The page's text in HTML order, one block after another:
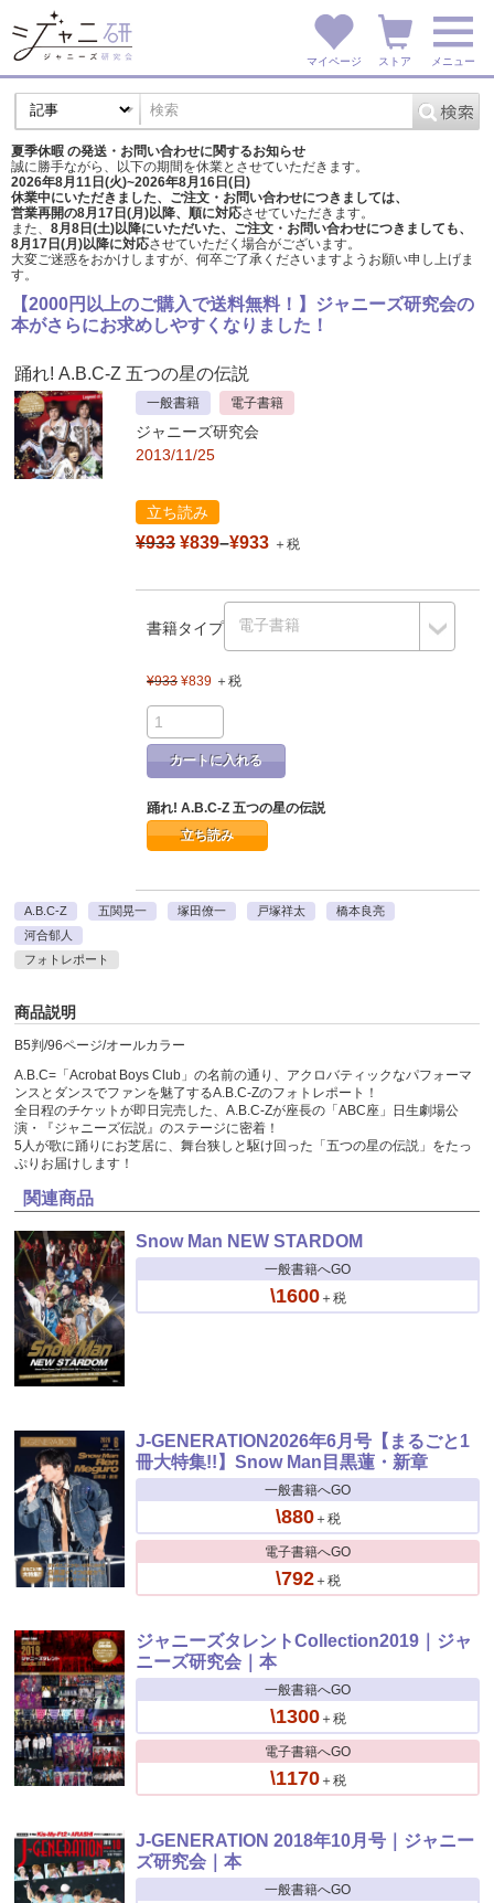
マイページ ストア メニュー
夏季休暇 の発送・お問い合わせに関するお知らせ
誠に勝手ながら、以下の期間を休業とさせていただきます。
2026年8月11日(火)~2026年8月16日(日)
休業中にいただきました、ご注文・お問い合わせにつきましては、
営業再開の8月17日(月)以降、順に対応させていただきます。
また、 8月8日(土)以降にいただいた、ご注文・ お問い合わせにつきましても、
8月17日(月)以降に対応させていただく場合がございます。
大変ご迷惑をおかけしますが、 何卒ご了承くださいますようお願い申し上げま
す。
【2000円以上のご購入で送料無料！】ジャニーズ研究会の
本がさらにお求めしやすくなりました！
踊れ! A.B.C-Z 五つの星の伝説
一般書籍 電子書籍
ジャニーズ研究会
2013/11/25
立ち読み
¥933 ¥839–¥933 ＋税
書籍タイプ
¥933 ¥839 ＋税
カートに入れる
踊れ! A.B.C-Z 五つの星の伝説
立ち読み
A.B.C-Z 五関晃一 塚田僚一 戸塚祥太
橋本良亮
河合郁人
フォトレポート
商品説明
B5判/96ページ/オールカラー
A.B.C=「Acrobat Boys Club」の名前の通り、アクロバティックなパフォーマ
ンスとダンスでファンを魅了するA.B.C-Zのフォトレポート！
全日程のチケットが即日完売した、A.B.C-Zが座長の「ABC座」日生劇場公
演・『ジャニーズ伝説』のステージに密着！
5人が歌に踊りにお芝居に、舞台狭しと駆け回った「五つの星の伝説」をたっ
ぷりお届けします！
関連商品
Snow Man NEW STARDOM
一般書籍へGO
\1600＋税
J-GENERATION2026年6月号【まるごと1
冊大特集!!】Snow Man目黒蓮・新章
一般書籍へGO
\880＋税
電子書籍へGO
\792＋税
ジャニーズタレントCollection2019｜ジャ
ニーズ研究会｜本
一般書籍へGO
\1300＋税
電子書籍へGO
\1170＋税
J-GENERATION 2018年10月号｜ジャニー
ズ研究会｜本
一般書籍へGO